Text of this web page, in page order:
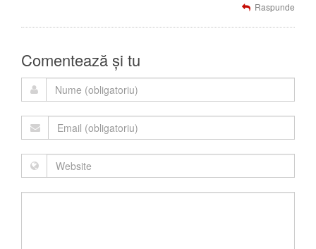
Raspunde
Comentează și tu